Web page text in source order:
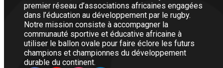
premier réseau d’associations africaines engagées
dans l’éducation au développement par le rugby.
Notre mission consiste à accompagner la
communauté sportive et éducative africaine à
utiliser le ballon ovale pour faire éclore les futurs
champions et championnes du développement
durable du continent.